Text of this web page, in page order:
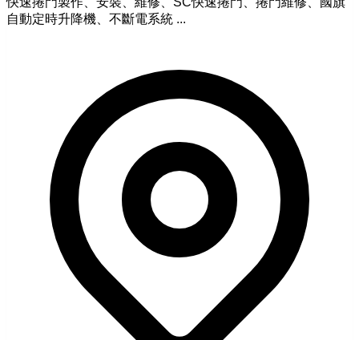
自動定時升降機、不斷電系統 ...